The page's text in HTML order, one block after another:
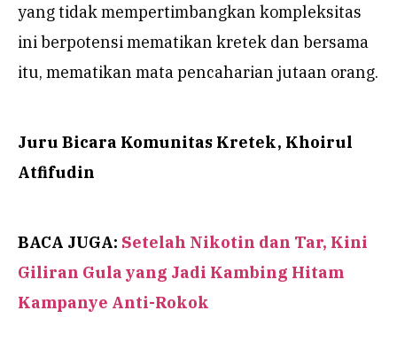
yang tidak mempertimbangkan kompleksitas
ini berpotensi mematikan kretek dan bersama
itu, mematikan mata pencaharian jutaan orang.
Juru Bicara Komunitas Kretek, Khoirul
Atfifudin
BACA JUGA: Setelah Nikotin dan Tar, Kini
Giliran Gula yang Jadi Kambing Hitam
Kampanye Anti-Rokok